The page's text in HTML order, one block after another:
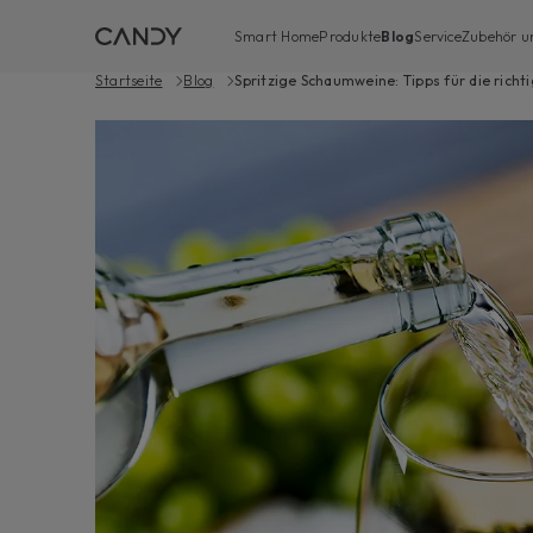
Smart HomeProdukteBlogServiceZubehör
Startseite Blog Spritzige Schaumweine: Tipps für die